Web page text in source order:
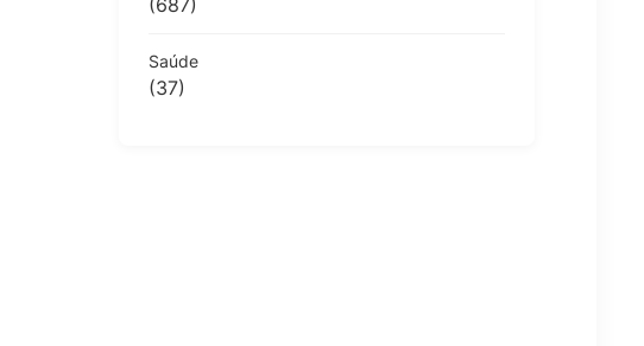
(687)
Saúde
(37)